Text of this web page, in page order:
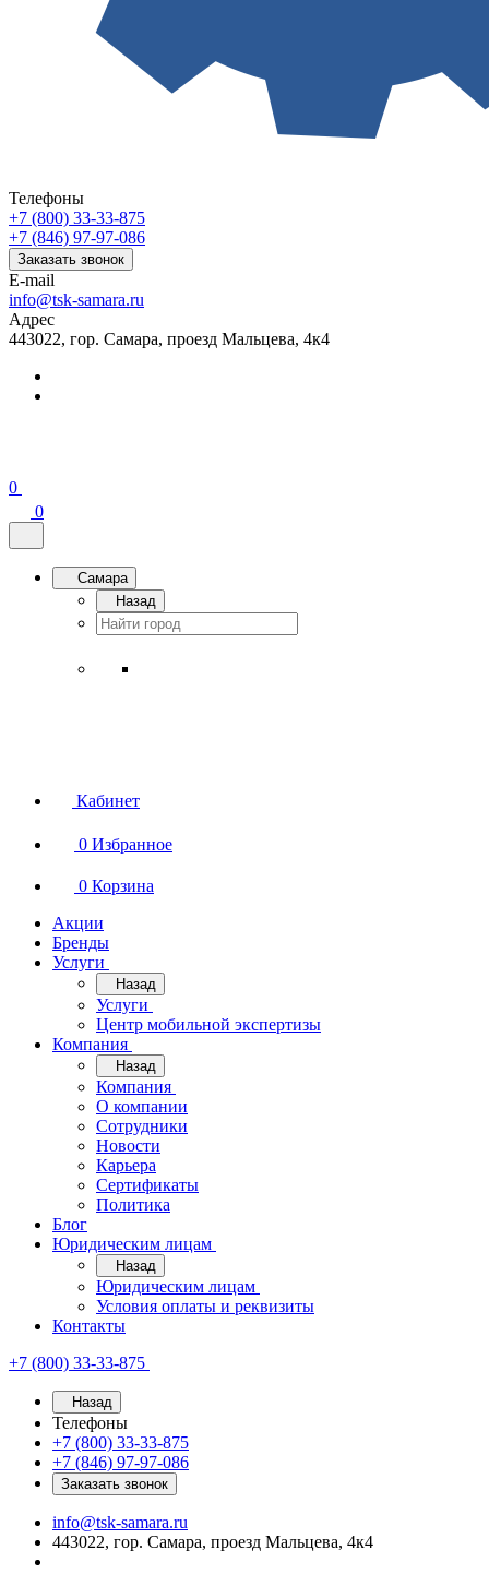
Телефоны
+7 (800) 33-33-875
+7 (846) 97-97-086
Заказать звонок
E-mail
info@tsk-samara.ru
Адрес
443022, гор. Самара, проезд Мальцева, 4к4
0
0
Самара
Назад
Кабинет
0 Избранное
0 Корзина
Акции
Бренды
Услуги
Назад
Услуги
Центр мобильной экспертизы
Компания
Назад
Компания
О компании
Сотрудники
Новости
Карьера
Сертификаты
Политика
Блог
Юридическим лицам
Назад
Юридическим лицам
Условия оплаты и реквизиты
Контакты
+7 (800) 33-33-875
Назад
Телефоны
+7 (800) 33-33-875
+7 (846) 97-97-086
Заказать звонок
info@tsk-samara.ru
443022, гор. Самара, проезд Мальцева, 4к4